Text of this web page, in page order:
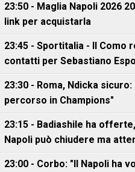
23:50 - Maglia Napoli 2026
link per acquistarla
23:45 - Sportitalia - Il Como
contatti per Sebastiano
23:30 - Roma, Ndicka
percorso in Champions"
23:15 - Badiashile ha
Napoli può chiudere ma
23:00 - Corbo: "Il Napoli ha